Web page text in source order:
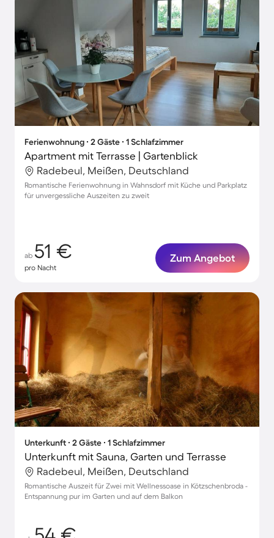
Ferienwohnung ∙ 2 Gäste ∙ 1 Schlafzimmer
Apartment mit Terrasse | Gartenblick
Radebeul, Meißen, Deutschland
Romantische Ferienwohnung in Wahnsdorf mit Küche und Parkplatz
für unvergessliche Auszeiten zu zweit
ab 51 €
pro Nacht
Zum Angebot
Unterkunft ∙ 2 Gäste ∙ 1 Schlafzimmer
Unterkunft mit Sauna, Garten und Terrasse
Radebeul, Meißen, Deutschland
Romantische Auszeit für Zwei mit Wellnessoase in Kötzschenbroda -
Entspannung pur im Garten und auf dem Balkon